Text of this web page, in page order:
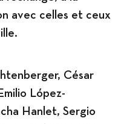
avec celles et ceux
César
López-
Hanlet, Sergio